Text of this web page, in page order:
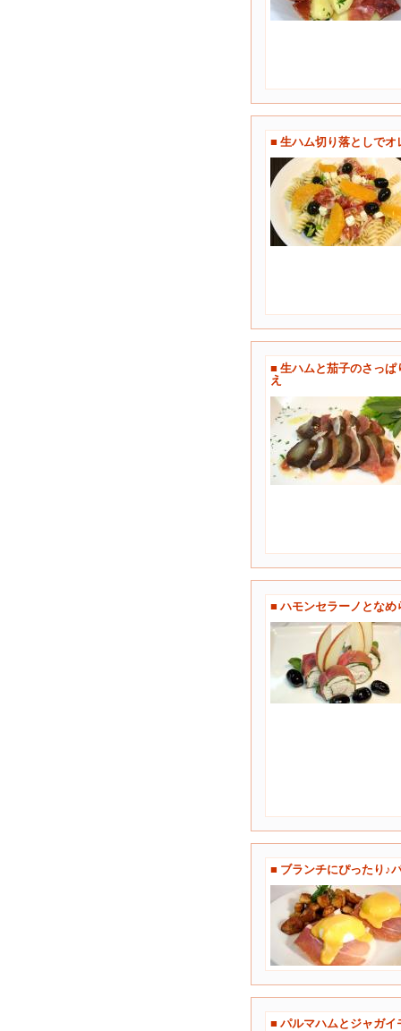
■ 生ハム切り落としで
■ 生ハムと茄子のさっ
え
■ ハモンセラーノとな
■ ブランチにぴったり♪
■ パルマハムとジャガ